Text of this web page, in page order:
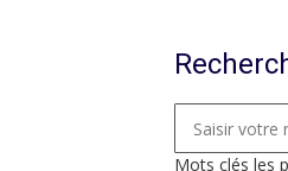
Mots clés les